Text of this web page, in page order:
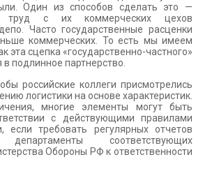
Один из способов сделать это —
труд с их коммерческих цехов
Часто государственные расценки
коммерческих. То есть мы имеем
эта сцепка «государственно-частного»
подлинное партнерство.
российские коллеги присмотрелись
логистики на основе характеристик.
многие элементы могут быть
с действующими правилами
если требовать регулярных отчетов
соответствующих
Обороны РФ к ответственности